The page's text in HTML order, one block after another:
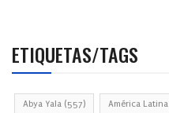
ETIQUETAS/TAGS
Abya Yala (557) América Latina